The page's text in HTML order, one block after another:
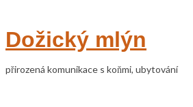
Dožický mlýn
přirozená komunikace s koňmi, ubytování